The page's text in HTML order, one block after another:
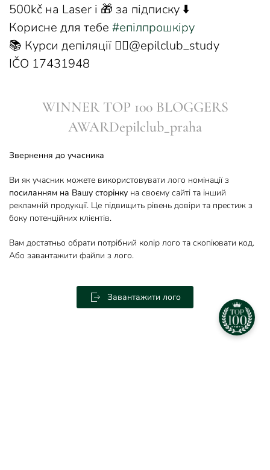
500kč на Laser і 🎁 за підписку ⬇️
Корисне для тебе #епілпрошкіру
📚 Курси депіляції 👉🏻@epilclub_study
IČO 17431948
WINNER TOP 100 BLOGGERS
AWARDepilclub_praha
Звернення до учасника
Ви як учасник можете використовувати лого номінації з
посиланням на Вашу сторінку на своєму сайті та інший
рекламній продукції. Це підвищить рівень довіри та престиж з
боку потенційних клієнтів.
Вам достатньо обрати потрібний колір лого та скопіювати код.
Або завантажити файли з лого.
Завантажити лого